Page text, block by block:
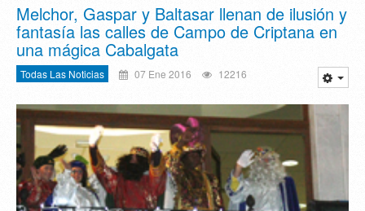
Melchor, Gaspar y Baltasar llenan de ilusión y
fantasía las calles de Campo de Criptana en
una mágica Cabalgata
Todas Las Noticias 07 Ene 2016 12216